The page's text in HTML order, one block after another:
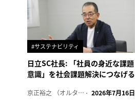
#サステナビリティ
日立SC社長: 「社員の身近な課題
意識」を社会課題解決につなげる
京正裕之 （オルタナ副編集長） 2026年7月16日